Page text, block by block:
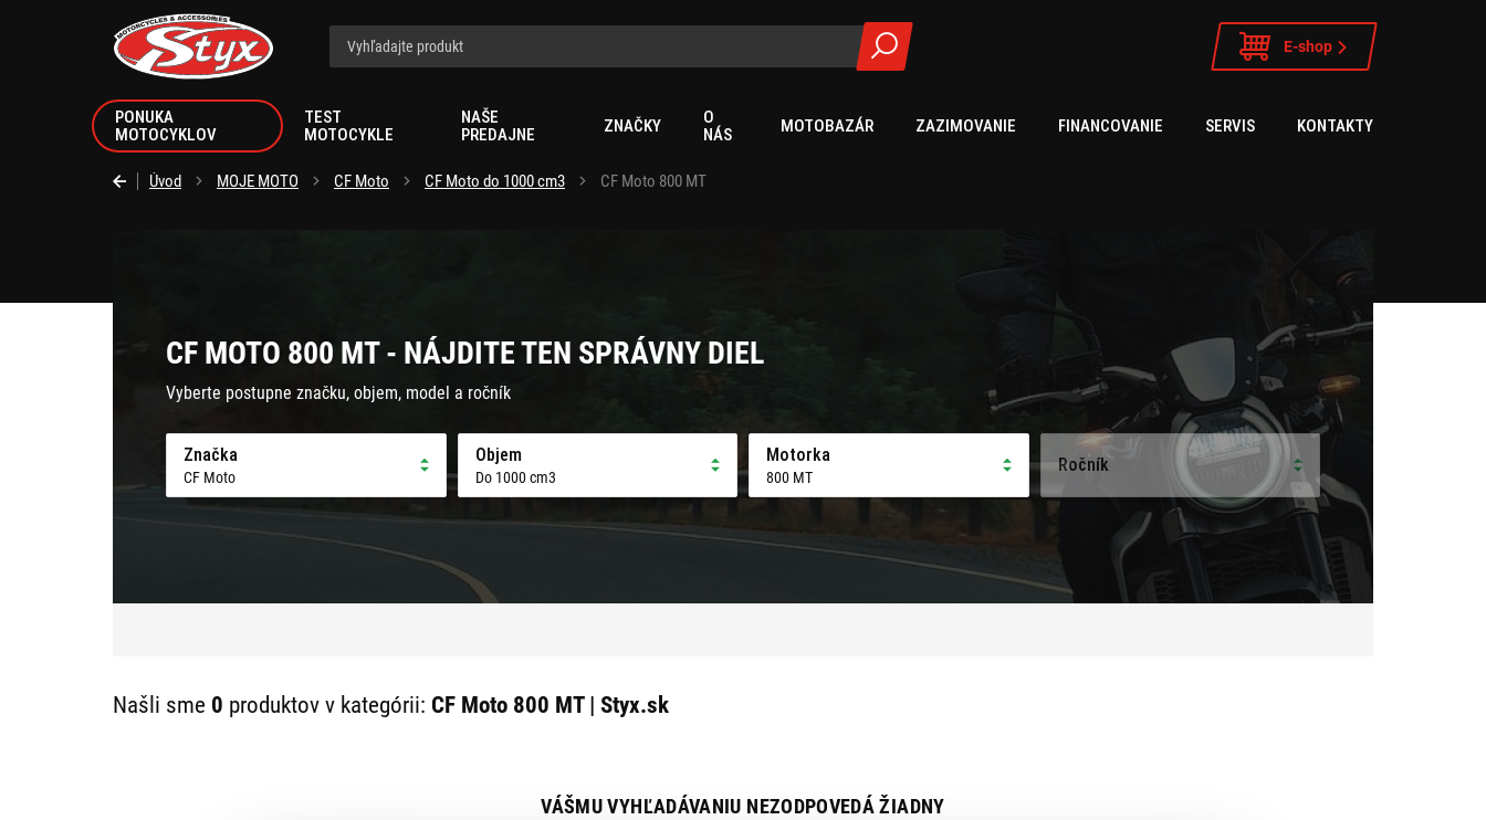
Styx.sk
E-shop
PONUKA
MOTOCYKLOV
TEST
MOTOCYKLE
NAŠE
PREDAJNE
ZNAČKY
O
NÁS
MOTOBAZÁR ZAZIMOVANIE FINANCOVANIE SERVIS KONTAKTY
Úvod MOJE MOTO CF Moto CF Moto do 1000 cm3 CF Moto 800 MT
CF MOTO 800 MT - NÁJDITE TEN SPRÁVNY DIEL
Vyberte postupne značku, objem, model a ročník
Značka
CF Moto
Objem
Do 1000 cm3
Motorka
800 MT
Ročník
Našli sme 0 produktov v kategórii: CF Moto 800 MT | Styx.sk
VÁŠMU VYHĽADÁVANIU NEZODPOVEDÁ ŽIADNY